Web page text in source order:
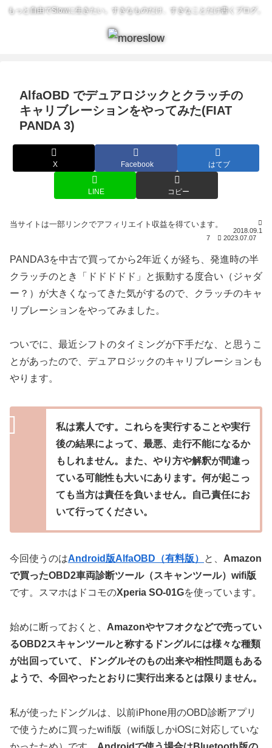
もっと自由でSlowに生きたい。すきなものだけ、すきなことだけ書くブログ。
AlfaOBD でデュアロジックとクラッチの
キャリブレーションをやってみた(FIAT
PANDA 3)
X Facebook はてブ
LINE コピー
2018.09.1
7
2023.07.07
PANDA3を中古で買ってから2年近くが経ち、発進時の半
クラッチのとき「ドドドドド」と振動する度合い（ジャダ
ー？）が大きくなってきた気がするので、クラッチのキャ
リブレーションをやってみました。
ついでに、最近シフトのタイミングが下手だな、と思うこ
とがあったので、デュアロジックのキャリブレーションも
やります。
私は素人です。これらを実行することや実行
後の結果によって、最悪、走行不能になるか
もしれません。また、やり方や解釈が間違っ
ている可能性も大いにあります。何が起こっ
ても当方は責任を負いません。自己責任にお
いて行ってください。
今回使うのはAndroid版AlfaOBD（有料版） と、 Amazon
で買ったOBD2車両診断ツール（スキャンツール）wifi版
です。スマホはドコモのXperia SO-01Gを使っています。
始めに断っておくと、 Amazonやヤフオクなどで売ってい
るOBD2スキャンツールと称するドングルには様々な種類
が出回っていて、ドングルそのもの出来や相性問題もある
ようで、今回やったとおりに実行出来るとは限りません。
私が使ったドングルは、以前iPhone用のOBD診断アプリ
で使うために買ったwifi版（wifi版しかiOSに対応していな